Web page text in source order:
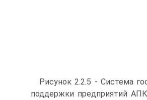
Рисунок 2.2.5 - Система
поддержки предприятий